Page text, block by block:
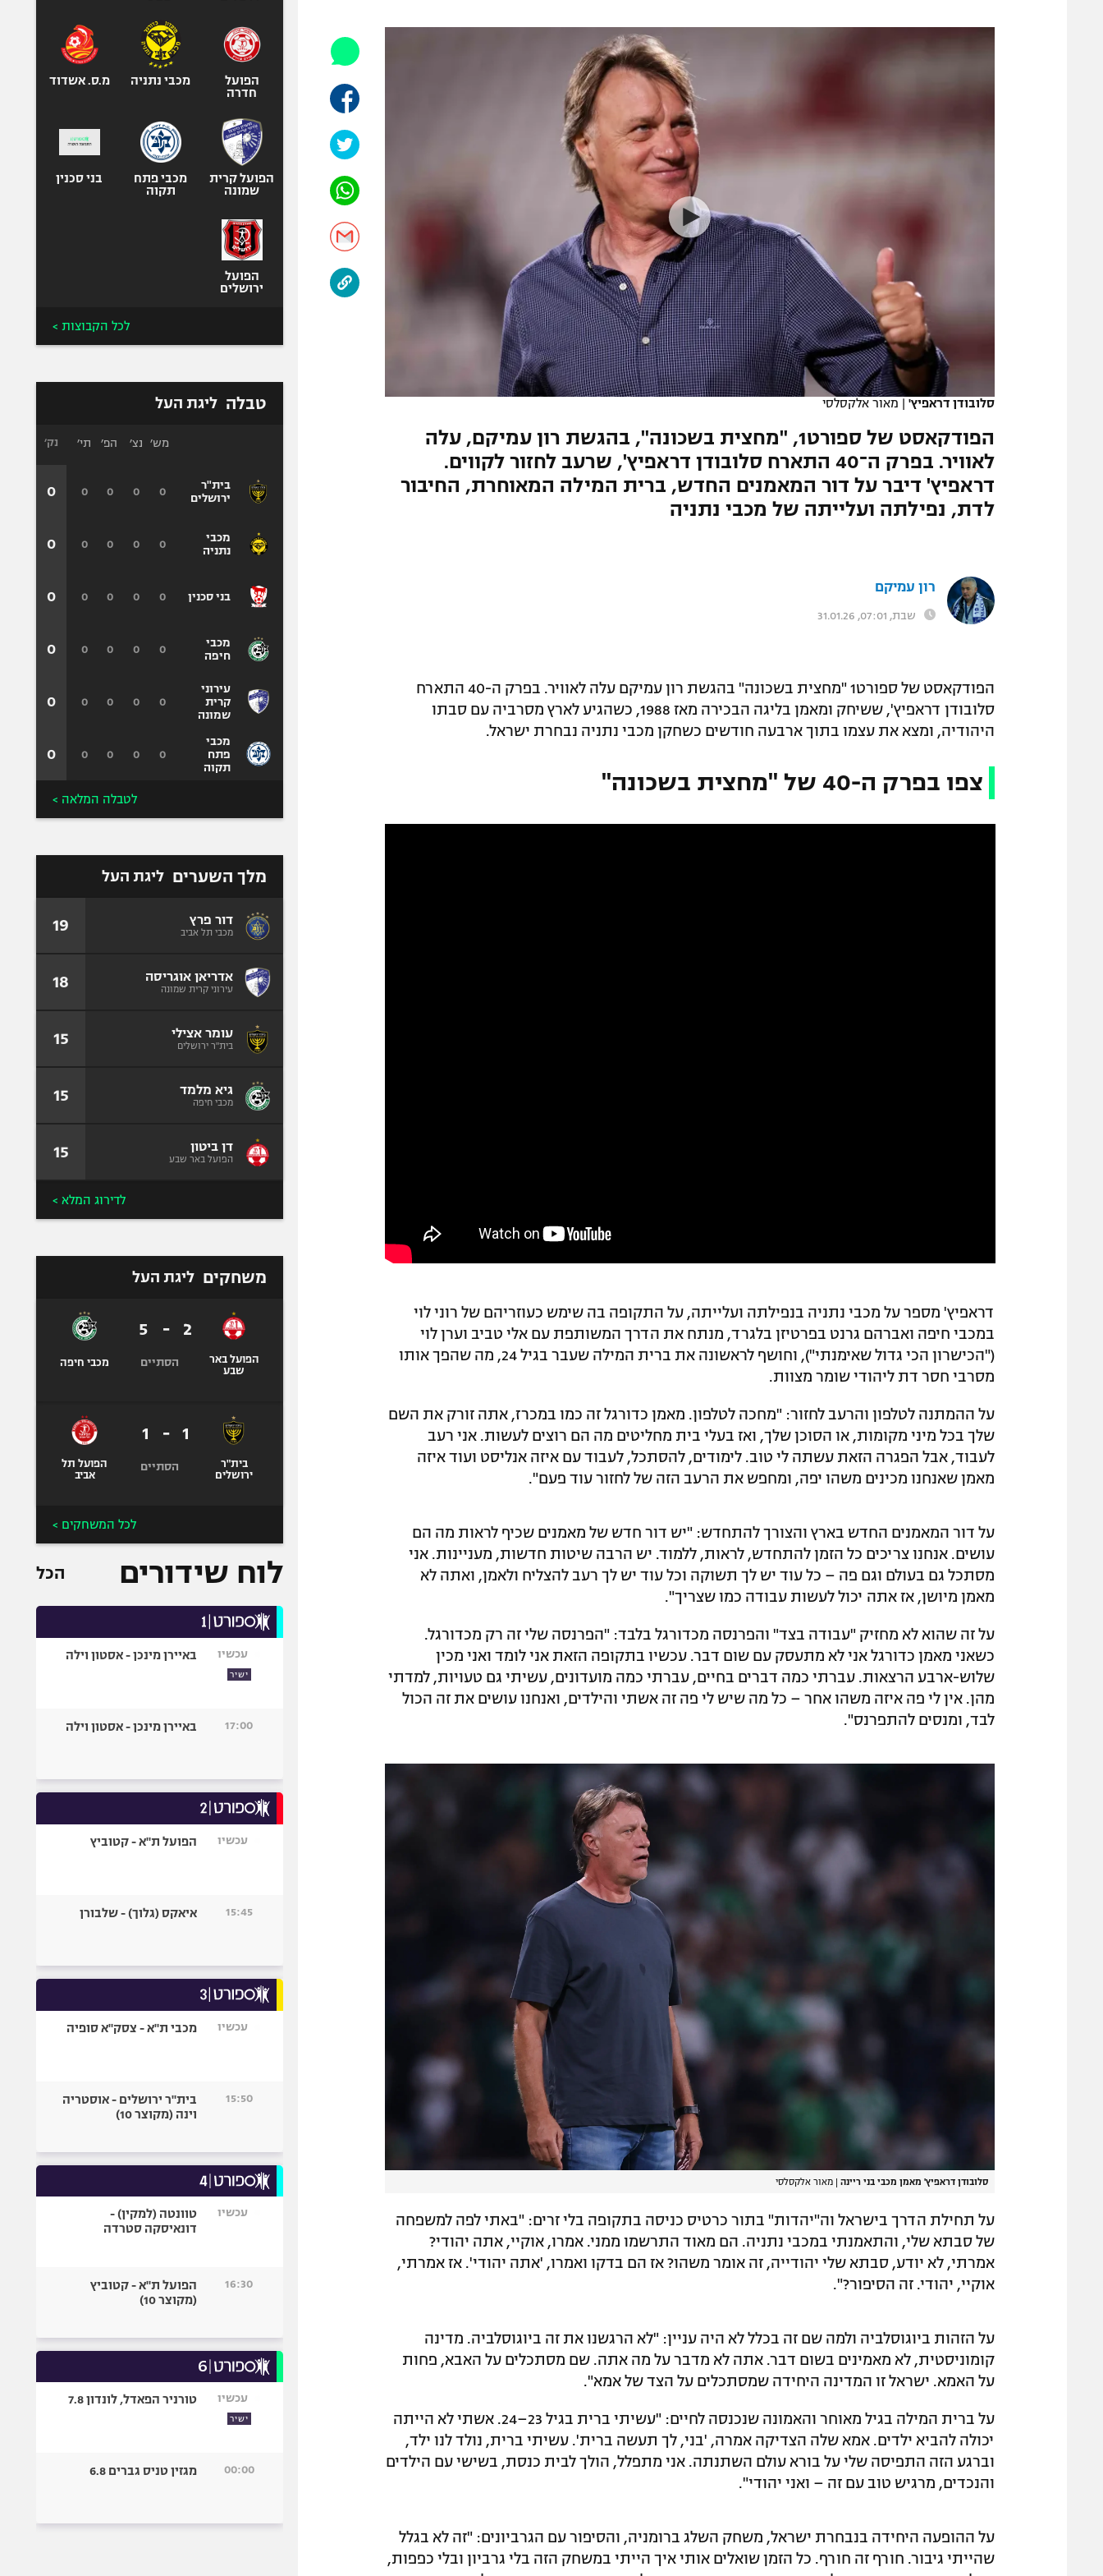
רשיון להקרנה פומבית לבית עסק
הצטרפות לחבילת הערוצים
לוח דרושים – ג'ובנט
הפועל תל אביב
הפועל באר שבע
ליגה סינית
ליגה ברזילאית
ליגות נוספות
אופניים
ספורט מוטורי
כדורמים
בייסבול MLB
ספורט אתגרי
אומנויות לחימה
סלובודן דראפיץ' | מאור אלקסלסי
הפודקאסט של ספורט1, "מחצית בשכונה", בהגשת רון עמיקם, עלה
לאוויר. בפרק ה־40 התארח סלובודן דראפיץ', שרעב לחזור לקווים.
דראפיץ' דיבר על דור המאמנים החדש, ברית המילה המאוחרת, החיבור
לדת, נפילתה ועלייתה של מכבי נתניה
רון עמיקם
שבת, 07:01, 31.01.26
הפודקאסט של ספורט1 "מחצית בשכונה" בהגשת רון עמיקם עלה לאוויר. בפרק ה-40 התארח
סלובודן דראפיץ', ששיחק ומאמן בליגה הבכירה מאז 1988, כשהגיע לארץ מסרביה עם סבתו
היהודיה, ומצא את עצמו בתוך ארבעה חודשים כשחקן מכבי נתניה נבחרת ישראל.
צפו בפרק ה-40 של "מחצית בשכונה"
דראפיץ' מספר על מכבי נתניה בנפילתה ועלייתה, על התקופה בה שימש כעוזריהם של רוני לוי
במכבי חיפה ואברהם גרנט בפרטיזן בלגרד, מנתח את הדרך המשותפת עם אלי טביב וערן לוי
("הכישרון הכי גדול שאימנתי"), וחושף לראשונה את ברית המילה שעבר בגיל 24, מה שהפך אותו
מסרבי חסר דת ליהודי שומר מצוות.
על ההמתנה לטלפון והרעב לחזור: "מחכה לטלפון. מאמן כדורגל זה כמו במכרז, אתה זורק את השם
שלך בכל מיני מקומות, או הסוכן שלך, ואז בעלי בית מחליטים מה הם רוצים לעשות. אני רעב
לעבוד, אבל הפגרה הזאת עשתה לי טוב. לימודים, להסתכל, לעבוד עם איזה אנליסט ועוד איזה
מאמן שאנחנו מכינים משהו יפה, ומחפש את הרעב הזה של לחזור עוד פעם".
על דור המאמנים החדש בארץ והצורך להתחדש: "יש דור חדש של מאמנים שכיף לראות מה הם
עושים. אנחנו צריכים כל הזמן להתחדש, לראות, ללמוד. יש הרבה שיטות חדשות, מעניינות. אני
מסתכל גם בעולם וגם פה – כל עוד יש לך תשוקה וכל עוד יש לך רעב להצליח ולאמן, ואתה לא
מאמן מיושן, אז אתה יכול לעשות עבודה כמו שצריך".
על זה שהוא לא מחזיק "עבודה בצד" והפרנסה מכדורגל בלבד: "הפרנסה שלי זה רק מכדורגל.
כשאני מאמן כדורגל אני לא מתעסק עם שום דבר. עכשיו בתקופה הזאת אני לומד ואני מכין
שלוש-ארבע הרצאות. עברתי כמה דברים בחיים, עברתי כמה מועדונים, עשיתי גם טעויות, למדתי
מהן. אין לי פה איזה משהו אחר – כל מה שיש לי פה זה אשתי והילדים, ואנחנו עושים את זה הכול
לבד, ומנסים להתפרנס".
סלובודן דראפיץ' מאמן מכבי בני ריינה מאור אלקסלסי
על תחילת הדרך בישראל וה"יהדות" בתור כרטיס כניסה בתקופה בלי זרים: "באתי לפה למשפחה
של סבתא שלי, והתאמנתי במכבי נתניה. הם מאוד התרשמו ממני. אמרו, אוקיי, אתה יהודי?
אמרתי, לא יודע, סבתא שלי יהודייה, זה אומר משהו? אז הם בדקו ואמרו, 'אתה יהודי'. אז אמרתי,
אוקיי, יהודי. זה הסיפור?".
על הזהות ביוגוסלביה ולמה שם זה בכלל לא היה עניין: "לא הרגשנו את זה ביוגוסלביה. מדינה
קומוניסטית, לא מאמינים בשום דבר. אתה לא מדבר על מה אתה. שם מסתכלים על האבא, פחות
על האמא. ישראל זו המדינה היחידה שמסתכלים על הצד של אמא".
על ברית המילה בגיל מאוחר והאמונה שנכנסה לחיים: "עשיתי ברית בגיל 23–24. אשתי לא הייתה
יכולה להביא ילדים. אמא שלה הצדיקה אמרה, 'בני, לך תעשה ברית'. עשיתי ברית, נולד לנו ילד,
וברגע הזה התפיסה שלי על בורא עולם השתנתה. אני מתפלל, הולך לבית כנסת, בשישי עם הילדים
והנכדים, מרגיש טוב עם זה – ואני יהודי".
על ההופעה היחידה בנבחרת ישראל, משחק השלג ברומניה, והסיפור עם הגרביונים: "זה לא בגלל
שהייתי גיבור. חורף זה חורף. כל הזמן שואלים אותי איך הייתי במשחק הזה בלי גרביון ובלי כפפות,
הפועל
חדרה
מכבי נתניה מ.ס. אשדוד
הפועל קרית
שמונה
מכבי פתח
תקוה
בני סכנין
הפועל
ירושלים
לכל הקבוצות >
טבלה ליגת העל
בית"ר
ירושלים
מכבי
נתניה
בני סכנין
מכבי
חיפה
עירוני
קרית
שמונה
מכבי
פתח
תקוה
מש׳ נצ׳ הפ׳ תי׳
0
0
0
0
0
0
0
0
0
0
0
0
0
0
0
0
0
0
0
0
0
0
0
0
נק׳
0
0
0
0
0
0
לטבלה המלאה >
מלך השערים ליגת העל
דור פרץ
מכבי תל אביב 19
אדריאן אוגריסה
עירוני קרית שמונה 18
עומר אצילי
בית"ר ירושלים 15
גיא מלמד
מכבי חיפה 15
דן ביטון
הפועל באר שבע 15
לדירוג המלא >
משחקים ליגת העל
הפועל באר
שבע
2
-
5
הסתיים מכבי חיפה
בית"ר
ירושלים
1
-
1
הסתיים
הפועל תל
אביב
לכל המשחקים >
לוח שידורים הכל
עכשיו
ישיר
באיירן מינכן - אסטון וילה
17:00 באיירן מינכן - אסטון וילה
עכשיו הפועל ת"א - קטוביץ
15:45 איאקס (גלוך) - שלבורן
עכשיו מכבי ת"א - צסק"א סופיה
15:50
בית"ר ירושלים - אוסטריה
וינה (מקוצר 10)
עכשיו
טוונטה (למקין) -
דונאיסקה סטרדה
16:30
הפועל ת"א - קטוביץ
(מקוצר 10)
עכשיו
ישיר
טורניר הפאדל, לונדון 7.8
00:00 מגזין טניס גברים 6.8